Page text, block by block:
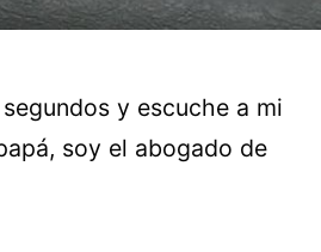
y escuche a mi
soy el abogado de